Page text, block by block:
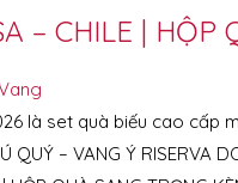
– CHILE | HỘP
là set quà biếu cao cấp